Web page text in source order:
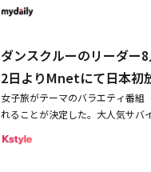
ttps://mnetjp.com/
ム・ヒジョンに「あなたの事務所
にTLCのようなグループを作りた
せてみたらしい。ぴったりだっ
てみようと。それでPURPLOW（
習してみようと誘われてね」と付
ダンスクルーのリーダー
2日よりMnetにて日本初
女子旅がテーマのバラエティ番組
れることが決定した。大人気サバ
で大反響を呼んだサバイバル番組